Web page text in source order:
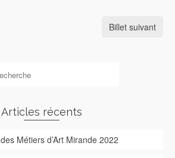
Billet suivant
Articles récents
Métiers d’Art Mirande 2022